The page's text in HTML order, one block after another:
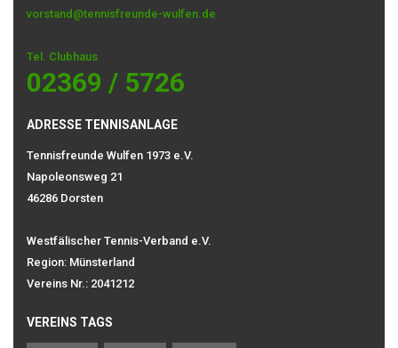
vorstand@tennisfreunde-wulfen.de
Tel. Clubhaus
02369 / 5726
ADRESSE TENNISANLAGE
Tennisfreunde Wulfen 1973 e.V.
Napoleonsweg 21
46286 Dorsten
Westfälischer Tennis-Verband e.V.
Region: Münsterland
Vereins Nr.: 2041212
VEREINS TAGS